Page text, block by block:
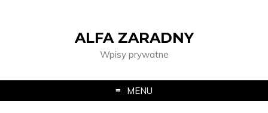
ALFA ZARADNY
Wpisy prywatne
MENU